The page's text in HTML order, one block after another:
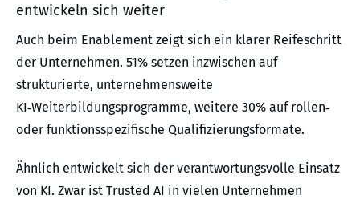
entwickeln sich weiter
Auch beim Enablement zeigt sich ein klarer Reifeschritt
der Unternehmen. 51% setzen inzwischen auf
strukturierte, unternehmensweite
KI‑Weiterbildungsprogramme, weitere 30% auf rollen‑
oder funktionsspezifische Qualifizierungsformate.
Ähnlich entwickelt sich der verantwortungsvolle Einsatz
von KI. Zwar ist Trusted AI in vielen Unternehmen